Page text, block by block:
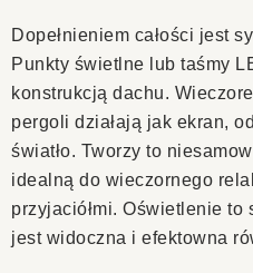
Dopełnieniem całości jest
Punkty świetlne lub taśmy
konstrukcją dachu.
pergoli działają jak ekran,
światło. Tworzy to
idealną do wieczornego
przyjaciółmi. Oświetlenie to
jest widoczna i efektowna